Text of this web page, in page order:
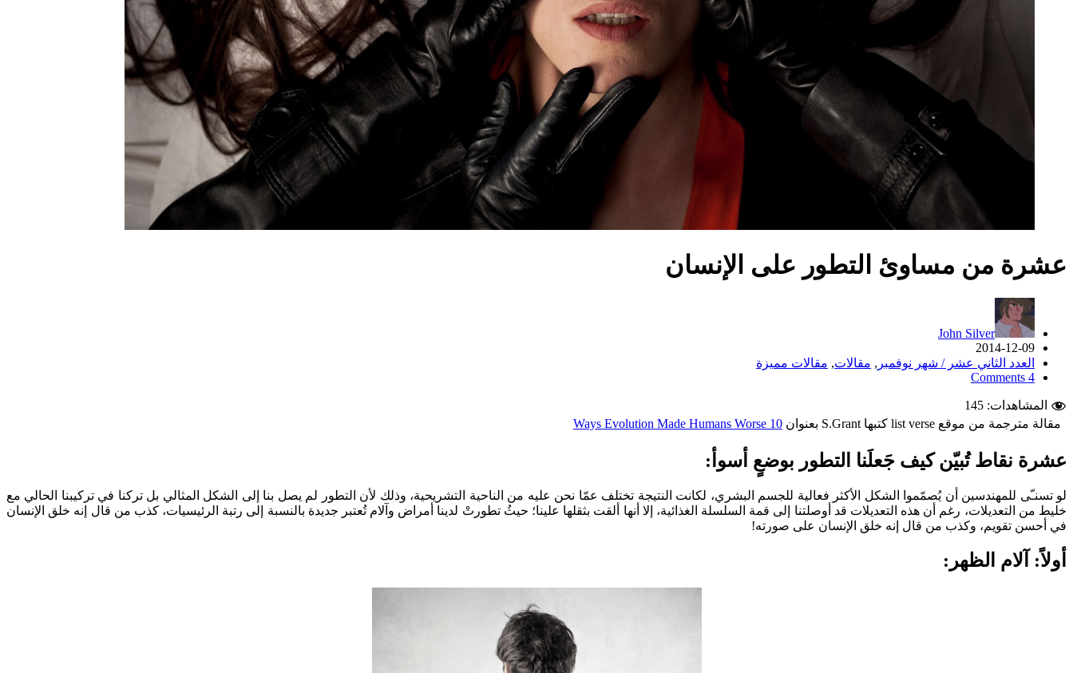
عشرة من مساوئ التطور على الإنسان
John Silver
2014-12-09
العدد الثاني عشر / شهر نوفمبر , مقالات, مقالات مميزة
4 Comments
المشاهدات: 145
مقالة مترجمة من موقع list verse كتبها S.Grant بعنوان
10 Ways Evolution Made Humans Worse
عشرة نقاط تُبيّن كيف جَعلَنا التطور بوضعٍ أسوأ:
لو تسنـّى للمهندسين أن يُصمّموا الشكل الأكثر فعالية للجسم البشري، لكانت النتيجة تختلف عمّا نحن عليه من الناحية التشريحية، وذلك لأن التطور لم يصل بنا إلى الشكل المثالي بل تركنا في تركيبنا الحالي مع
خليط من التعديلات، رغم أن هذه التعديلات قد أوصلتنا إلى قمة السلسلة الغذائية، إلا أنها ألقت بثقلها علينا؛ حيثُ تطورتْ لدينا أمراض وآلام تُعتبر جديدة بالنسبة إلى رتبة الرئيسيات، كذب من قال إنه خلق الإنسان
في أحسن تقويم، وكذب من قال إنه خلق الإنسان على صورته!
أولاً: آلام الظهر: